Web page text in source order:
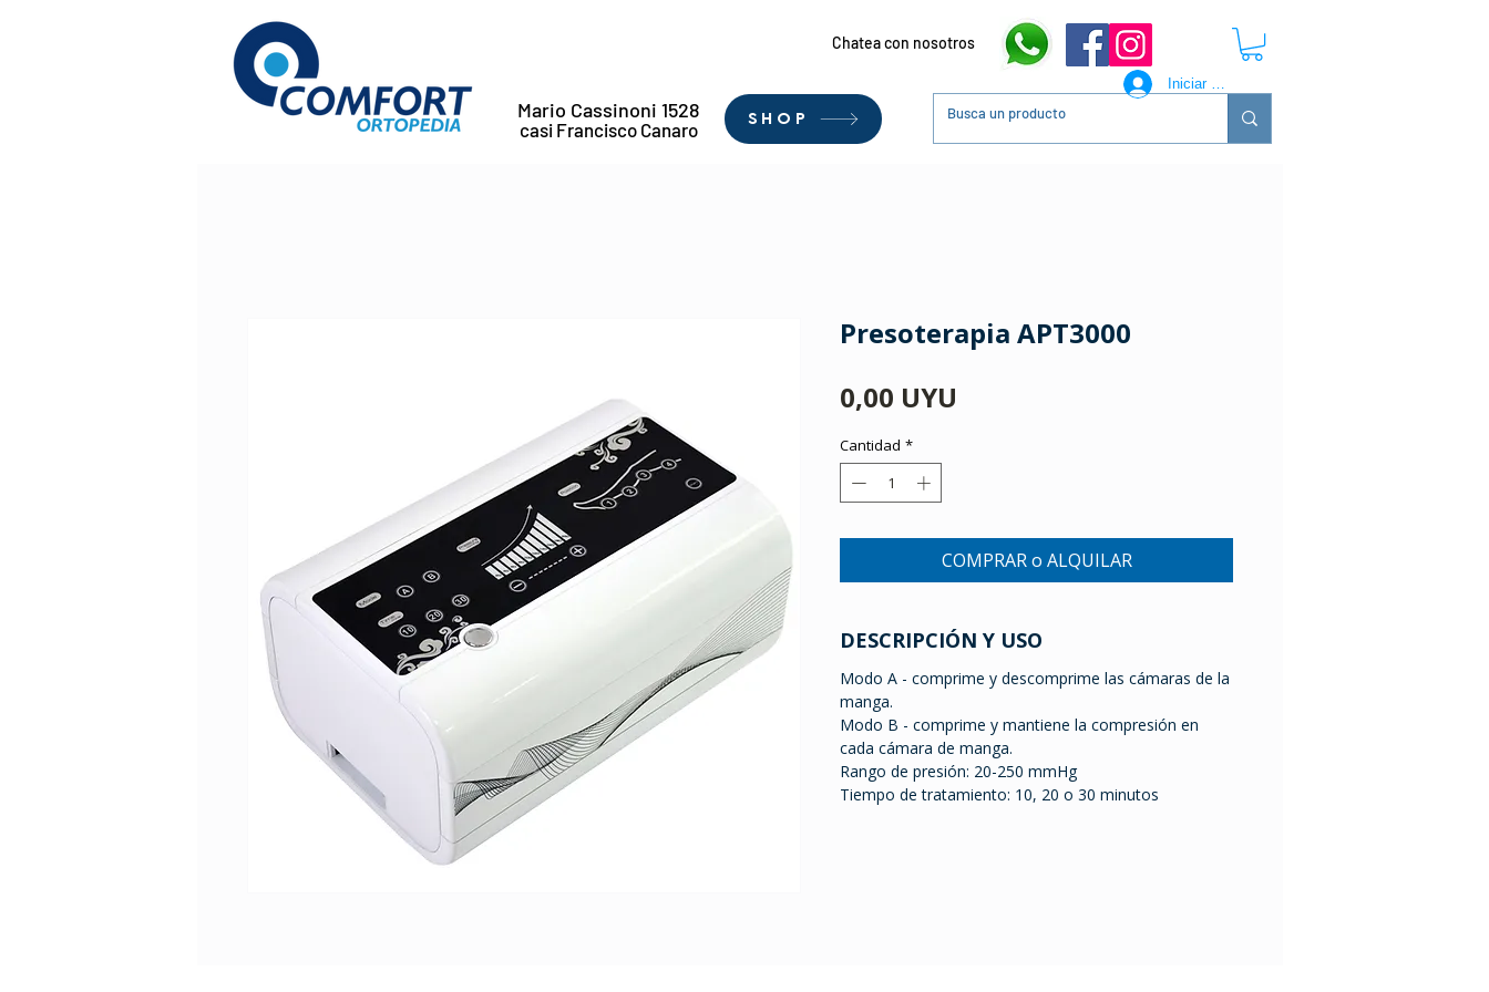
Mario Cassinoni 1528
casi Francisco Canaro
Chatea con nosotros
SHOP
Iniciar sesión
Presoterapia APT3000
0,00 UYU
Cantidad *
COMPRAR o ALQUILAR
DESCRIPCIÓN Y USO
Modo A - comprime y descomprime las cámaras de la
manga.
Modo B - comprime y mantiene la compresión en
cada cámara de manga.
Rango de presión: 20-250 mmHg
Tiempo de tratamiento: 10, 20 o 30 minutos